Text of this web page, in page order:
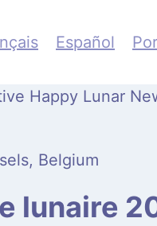
Español
Belgium
lunaire